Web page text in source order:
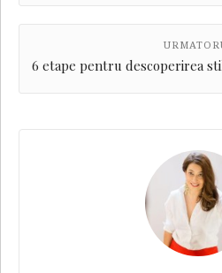
6 etape pentru descoperirea